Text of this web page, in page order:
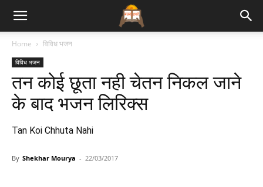
Bhajan
Lyrics
Home विविध भजन
विविध भजन
तन कोई छूता नही चेतन निकल जाने
के बाद भजन लिरिक्स
Tan Koi Chhuta Nahi
By Shekhar Mourya - 22/03/2017